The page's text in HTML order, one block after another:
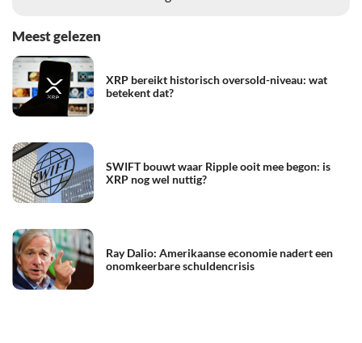
Meest gelezen
XRP bereikt historisch oversold-niveau: wat
betekent dat?
SWIFT bouwt waar Ripple ooit mee begon: is
XRP nog wel nuttig?
Ray Dalio: Amerikaanse economie nadert een
onomkeerbare schuldencrisis